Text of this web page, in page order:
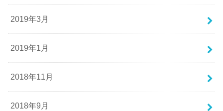
2019年3月
2019年1月
2018年11月
2018年9月